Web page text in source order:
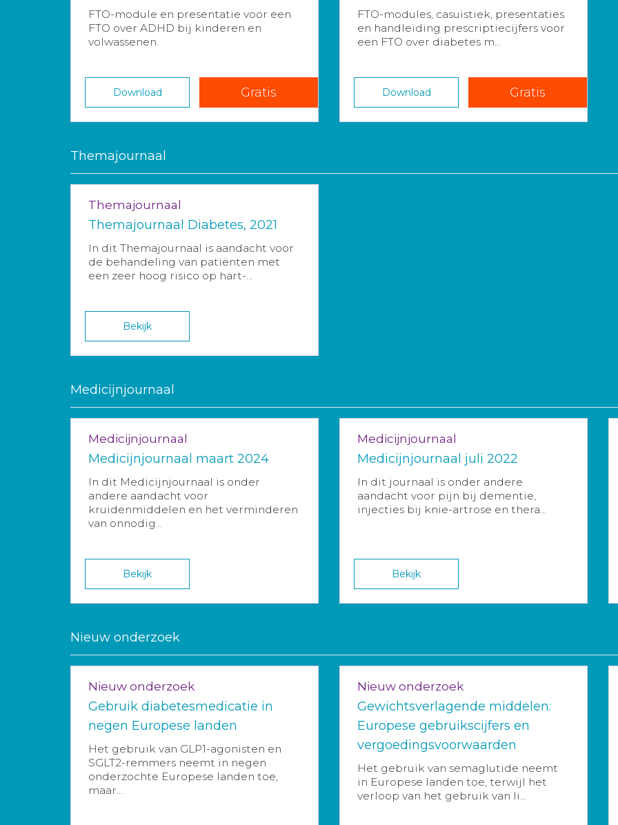
FTO-module en presentatie voor een
FTO over ADHD bij kinderen en
volwassenen.
Download Gratis
FTO-modules, casuïstiek, presentaties
en handleiding prescriptiecijfers voor
een FTO over diabetes m...
Download Gratis
Themajournaal
Themajournaal
Themajournaal Diabetes, 2021
In dit Themajournaal is aandacht voor
de behandeling van patiënten met
een zeer hoog risico op hart-...
Bekijk
Medicijnjournaal
Medicijnjournaal
Medicijnjournaal maart 2024
In dit Medicijnjournaal is onder
andere aandacht voor
kruidenmiddelen en het verminderen
van onnodig...
Bekijk
Medicijnjournaal
Medicijnjournaal juli 2022
In dit journaal is onder andere
aandacht voor pijn bij dementie,
injecties bij knie-artrose en thera...
Bekijk
Nieuw onderzoek
Nieuw onderzoek
Gebruik diabetesmedicatie in
negen Europese landen
Het gebruik van GLP1-agonisten en
SGLT2-remmers neemt in negen
onderzochte Europese landen toe,
maar...
Nieuw onderzoek
Gewichtsverlagende middelen:
Europese gebruikscijfers en
vergoedingsvoorwaarden
Het gebruik van semaglutide neemt
in Europese landen toe, terwijl het
verloop van het gebruik van li...